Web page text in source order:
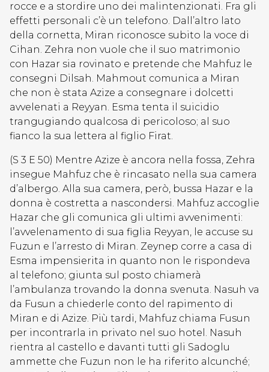
rocce e a stordire uno dei malintenzionati. Fra gli
effetti personali c’è un telefono. Dall’altro lato
della cornetta, Miran riconosce subito la voce di
Cihan. Zehra non vuole che il suo matrimonio
con Hazar sia rovinato e pretende che Mahfuz le
consegni Dilsah. Mahmout comunica a Miran
che non è stata Azize a consegnare i dolcetti
avvelenati a Reyyan. Esma tenta il suicidio
trangugiando qualcosa di pericoloso; al suo
fianco la sua lettera al figlio Firat.
(S 3 E 50) Mentre Azize è ancora nella fossa, Zehra
insegue Mahfuz che è rincasato nella sua camera
d’albergo. Alla sua camera, però, bussa Hazar e la
donna è costretta a nascondersi. Mahfuz accoglie
Hazar che gli comunica gli ultimi avvenimenti:
l’avvelenamento di sua figlia Reyyan, le accuse su
Fuzun e l’arresto di Miran. Zeynep corre a casa di
Esma impensierita in quanto non le rispondeva
al telefono; giunta sul posto chiamerà
l’ambulanza trovando la donna svenuta. Nasuh va
da Fusun a chiederle conto del rapimento di
Miran e di Azize. Più tardi, Mahfuz chiama Fusun
per incontrarla in privato nel suo hotel. Nasuh
rientra al castello e davanti tutti gli Sadoglu
ammette che Fuzun non le ha riferito alcunché;